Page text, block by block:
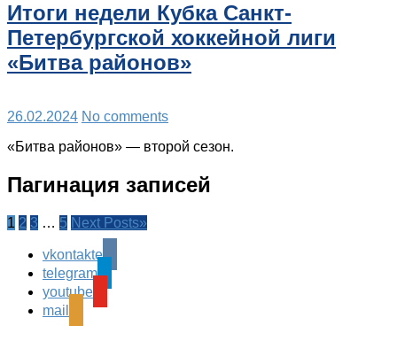
Итоги недели Кубка Санкт-
Петербургской хоккейной лиги
«Битва районов»
26.02.2024 No comments
«Битва районов» — второй сезон.
Пагинация записей
1 2 3 … 5 Next Posts»
vkontakte
telegram
youtube
mail